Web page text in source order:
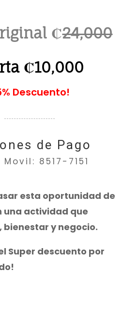
₡24,000
₡10,000
Descuento!
de Pago
8517-7151
esta oportunidad de
una actividad que
y negocio.
Super descuento por